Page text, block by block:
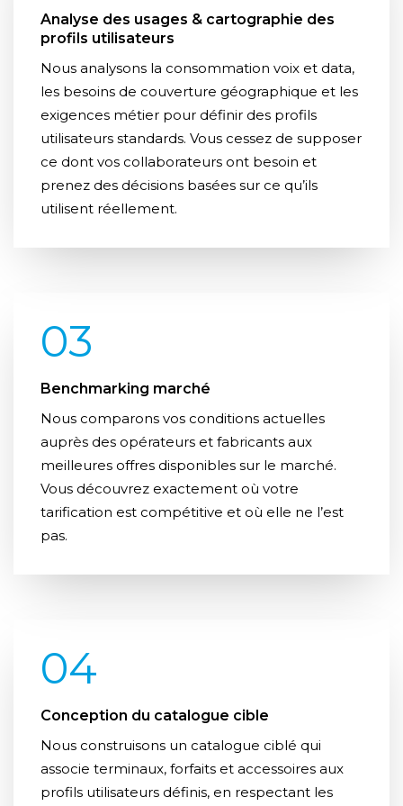
Analyse des usages & cartographie des
profils utilisateurs
Nous analysons la consommation voix et data,
les besoins de couverture géographique et les
exigences métier pour définir des profils
utilisateurs standards. Vous cessez de supposer
ce dont vos collaborateurs ont besoin et
prenez des décisions basées sur ce qu’ils
utilisent réellement.
03
Benchmarking marché
Nous comparons vos conditions actuelles
auprès des opérateurs et fabricants aux
meilleures offres disponibles sur le marché.
Vous découvrez exactement où votre
tarification est compétitive et où elle ne l’est
pas.
04
Conception du catalogue cible
Nous construisons un catalogue ciblé qui
associe terminaux, forfaits et accessoires aux
profils utilisateurs définis, en respectant les